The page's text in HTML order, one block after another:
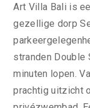
Art Villa Bali is
gezellige dorp
stranden Double
minuten lopen.
prachtig uitzicht